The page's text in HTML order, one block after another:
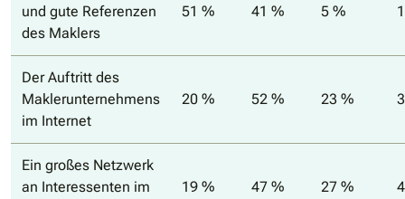
und gute Referenzen
des Maklers
51 % 41 % 5 %
Der Auftritt des
Maklerunternehmens
im Internet
20 % 52 % 23 %
Ein großes Netzwerk
an Interessenten im
19 % 47 % 27 %